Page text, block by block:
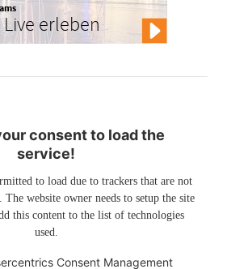
erleben
consent to load the
service!
to load due to trackers that are not
website owner needs to setup the site
this content to the list of technologies
used.
Consent Management